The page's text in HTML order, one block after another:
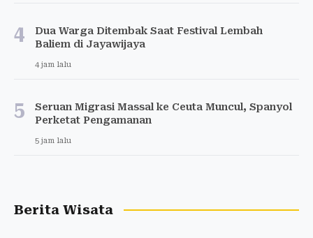
4
Dua Warga Ditembak Saat Festival Lembah
Baliem di Jayawijaya
4 jam lalu
5
Seruan Migrasi Massal ke Ceuta Muncul, Spanyol
Perketat Pengamanan
5 jam lalu
Berita Wisata